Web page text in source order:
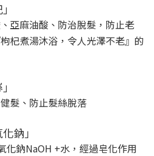
亞麻油酸、防治脫髮，防止老
杞煮湯沐浴，令人光澤不老』的
髮、防止髮絲脫落
鈉」
化鈉NaOH +水，經過皂化作用